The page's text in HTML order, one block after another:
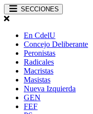
SECCIONES
En CdelU
Concejo Deliberante
Peronistas
Radicales
Macristas
Masistas
Nueva Izquierda
GEN
FEF